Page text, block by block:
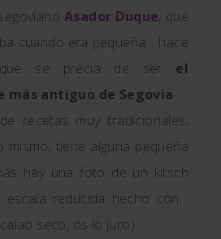
Asador Duque, que
cuando era pequeña… hace
se precia de ser el
más antiguo de Segovia.
recetas muy tradicionales,
mismo, tiene alguna pequeña
hay una foto de un kitsch
escala reducida hecho con…
seco, os lo juro).